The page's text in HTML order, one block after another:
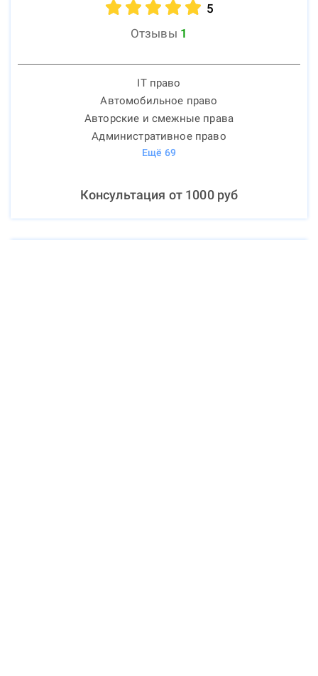
5
Отзывы 1
IT право
Автомобильное право
Авторские и смежные права
Административное право
Ещё 69
Консультация от 1000руб